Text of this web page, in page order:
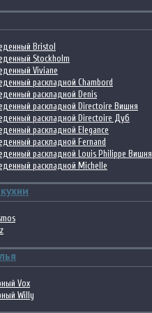
Bristol
Stockholm
Viviane
раскладной Chambord
раскладной Denis
раскладной Directoire Вишня
раскладной Directoire Дуб
раскладной Elegance
раскладной Fernand
раскладной Louis Philippe Вишня
раскладной Michelle
Vox
Willy